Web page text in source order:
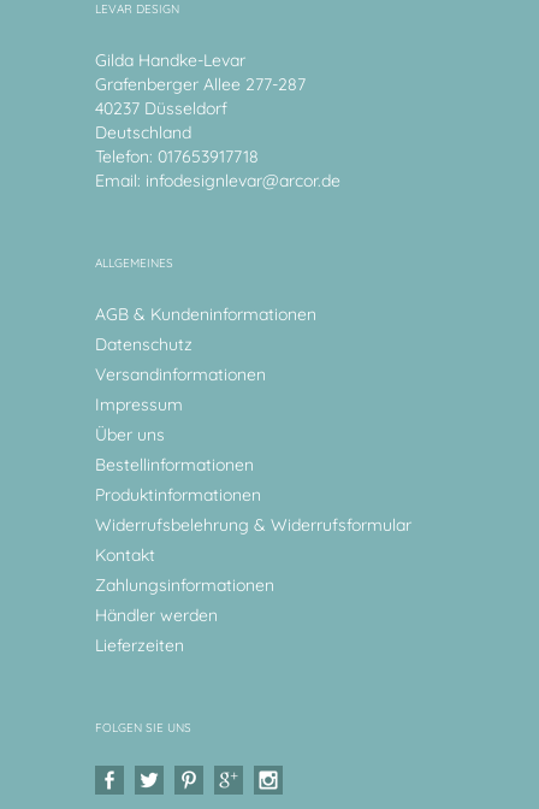
LEVAR DESIGN
Gilda Handke-Levar
Grafenberger Allee 277-287
40237 Düsseldorf
Deutschland
Telefon: 017653917718
Email: infodesignlevar@arcor.de
ALLGEMEINES
AGB & Kundeninformationen
Datenschutz
Versandinformationen
Impressum
Über uns
Bestellinformationen
Produktinformationen
Widerrufsbelehrung & Widerrufsformular
Kontakt
Zahlungsinformationen
Händler werden
Lieferzeiten
FOLGEN SIE UNS